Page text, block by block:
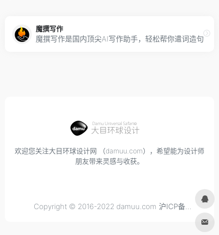
魔撰写作
魔撰写作是国内顶尖AI写作助手，轻松帮你遣词造句，
欢迎您关注大目环球设计网 （damuu.com），希望能为设计师
朋友带来灵感与收获。
Copyright © 2016-2022 damuu.com 沪ICP备